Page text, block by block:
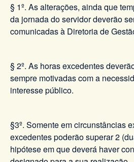
§ 1º. As alterações, ainda que
da jornada do servidor deverão
comunicadas à Diretoria de
§ 2º. As horas excedentes
sempre motivadas com a
interesse público.
§3º. Somente em circunstâncias
excedentes poderão superar 2
hipótese em que deverá haver